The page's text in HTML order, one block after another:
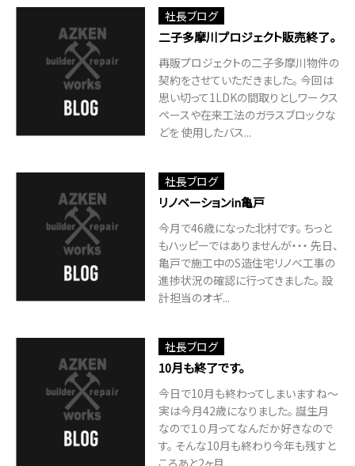
社長ブログ
二子多摩川プロジェクト販売終了。
再販プロジェクトの二子多摩川物件の
契約をさせていただきました。 今回は
思い切って1LDKの間取りとしワークス
ペースや在来工法のガラスブロックな
どを 使用したバス...
社長ブログ
リノベーションin亀戸
今月で46歳になった北村です。 ちっと
もハッピーではありませんが・・・ 先日、
亀戸で施工中のS造住宅リノベ工事の
進捗状況の確認に行ってきました。 設
計担当のオギ...
社長ブログ
10月も終了です。
今日で10月も終わってしまいますね～
実は今月42歳になりました。 誕生月
なので１０月ってなんだか好きなので
す。 そんな10月も終わり今年も残すと
ころあと2ヶ月...